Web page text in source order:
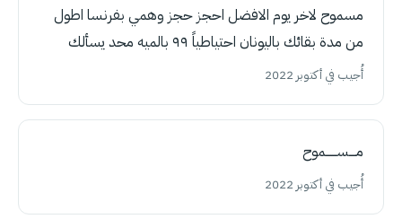
مسموح لاخر يوم الافضل احجز حجز وهمي بفرنسا اطول
من مدة بقائك باليونان احتياطياً ٩٩ بالميه محد يسألك
أُجيب في أكتوبر 2022
مــــســــــموح
أُجيب في أكتوبر 2022